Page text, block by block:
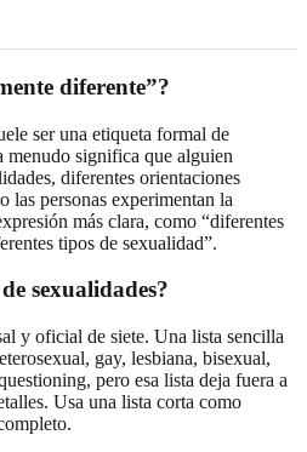
diferente”?
ser una etiqueta formal de
menudo significa que alguien
diferentes orientaciones
las personas experimentan la
más clara, como “diferentes
tipos de sexualidad”.
sexualidades?
y oficial de siete. Una lista sencilla
gay, lesbiana, bisexual,
pero esa lista deja fuera a
Usa una lista corta como